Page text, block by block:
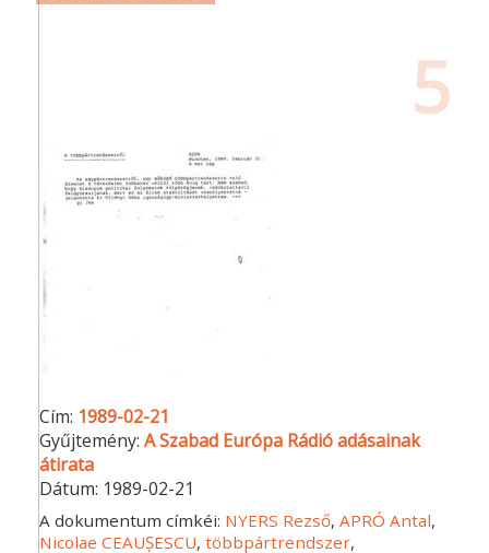
5
Cím: 1989-02-21
Gyűjtemény:A Szabad Európa Rádió adásainak
átirata
Dátum: 1989-02-21
A dokumentum címkéi: NYERS Rezső,APRÓ Antal,
Nicolae CEAUȘESCU,többpártrendszer,